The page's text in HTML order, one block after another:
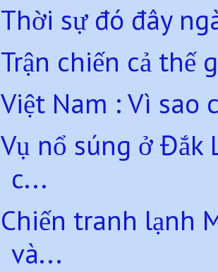
Thời sự đó đây
Trận chiến cả thế
Việt Nam : Vì sao
Vụ nổ súng ở Đắk
c...
Chiến tranh lạnh
và...